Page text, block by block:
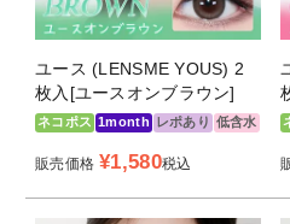
ユース (LENSME YOUS) 2
枚入[ユースオンブラウン]
ネコポス 1month レポあり 低含水
販売価格 ¥1,580税込